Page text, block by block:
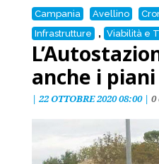
Campania Avellino
Infrastrutture
, Viabilità e
anche i
| 22 OTTOBRE 2020 08:00|